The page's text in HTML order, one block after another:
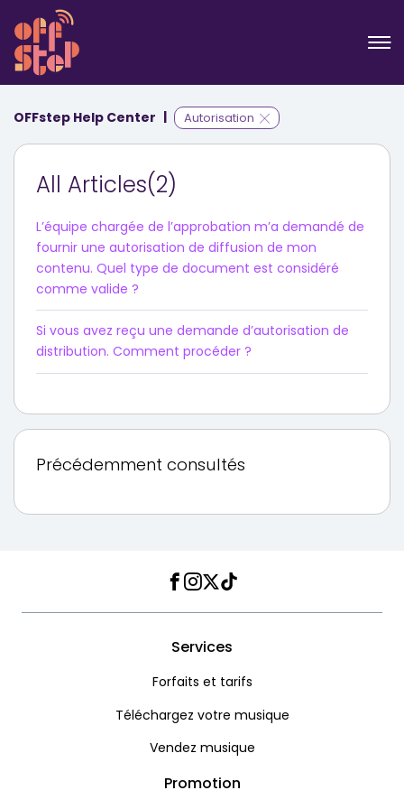
OFFstep Help Center Autorisation
All Articles(2)
L’équipe chargée de l’approbation m’a demandé de
fournir une autorisation de diffusion de mon
contenu. Quel type de document est considéré
comme valide ?
Si vous avez reçu une demande d’autorisation de
distribution. Comment procéder ?
Précédemment consultés
Facebook
Instagram
Twitter
TikTok
Services
Forfaits et tarifs
Téléchargez votre musique
Vendez musique
Promotion